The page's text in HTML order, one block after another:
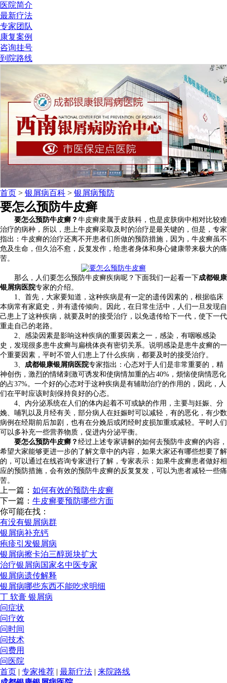
医院简介
最新疗法
专家团队
康复案例
咨询挂号
到院路线
首页 > 银屑病百科 > 银屑病预防
要怎么预防牛皮癣
要怎么预防牛皮癣？ 牛皮癣隶属于皮肤科，也是皮肤病中相对比较难
治疗的病种，所以，患上牛皮癣采取及时的治疗是最关键的，但是，专家
指出：牛皮癣的治疗还离不开患者们所做的预防措施，因为，牛皮癣虽不
危及生命，但久治不愈，反复发作，给患者身体和身心健康带来极大的痛
苦。
那么，人们要怎么预防牛皮癣疾病呢？下面我们一起看一下成都银康
银屑病医院专家的介绍。
1、首先，大家要知道，这种疾病是有一定的遗传因素的，根据临床
本病常有家庭史，并有遗传倾向。因此，在日常生活中，人们一旦发现自
己患上了这种疾病，就要及时的接受治疗，以免遗传给下一代，使下一代
重走自己的老路。
2、感染因素是影响这种疾病的重要因素之一，感染，有咽喉感染
史，发现很多患牛皮癣与扁桃体炎有密切关系。说明感染是患牛皮癣的一
个重要因素，平时不管人们患上了什么疾病，都要及时的接受治疗。
3、 成都银康银屑病医院专家指出：心态对于人们是非常重要的，精
神创伤，激烈的情绪刺激可诱发和使病情加重的占40%，烦恼使病情恶化
的占37%。一个好的心态对于这种疾病是有辅助治疗的作用的，因此，人
们在平时应该时刻保持良好的心态。
4、内分泌系统在人们的体内起着不可或缺的作用，主要与妊娠、分
娩、哺乳以及月经有关，部分病人在妊娠时可以减轻，有的恶化，有少数
病例在经期前后加剧，也有在分娩后或闭经时皮损加重或减轻。平时人们
可以多补充一些营养物质，促进内分泌平衡。
要怎么预防牛皮癣？ 经过上述专家讲解的如何去预防牛皮癣的内容，
希望大家能够更进一步的了解文章中的内容，如果大家还有哪些想要了解
的，可以通过在线咨询专家进行了解，专家表示：如果牛皮癣患者做好相
应的预防措施，会有效的预防牛皮癣的反复复发，可以为患者减轻一些痛
苦。
上一篇： 如何有效的预防牛皮癣
下一篇： 牛皮癣要预防哪些方面
你可能在找：
有没有银屑病群
银屑病补充钙
疱疹引发银屑病
银屑病擦卡泊三醇斑块扩大
治疗银屑病国家名中医专家
银屑病遗传解释
银屑病哪些东西不能吃求明细
丁 软膏 银屑病
问症状
问疗效
问时间
问技术
问费用
问医院
首页 | 专家推荐 | 最新疗法 | 来院路线